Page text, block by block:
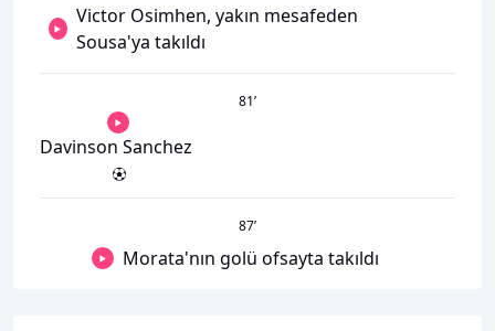
Victor Osimhen, yakın mesafeden
Sousa'ya takıldı
81’
Davinson Sanchez
87’
Morata'nın golü ofsayta takıldı